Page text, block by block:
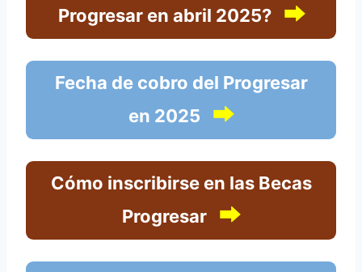
Progresar en abril 2025?
⮕
Fecha de cobro del Progresar
en 2025
⮕
Cómo inscribirse en las Becas
Progresar
⮕